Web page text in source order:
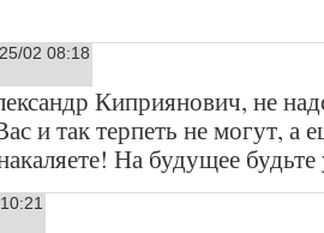
02 08:18
Киприянович, не
и так терпеть не могут, а
На будущее